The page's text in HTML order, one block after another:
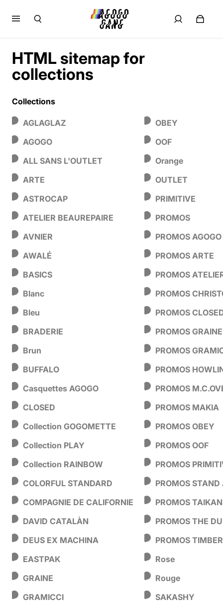
HTML sitemap for
collections
Collections
AGLAGLAZ
AGOGO
ALL SANS L'OUTLET
ARTE
ASTROCAP
ATELIER BEAUREPAIRE
AVNIER
AWALÉ
BASICS
Blanc
Bleu
BRADERIE
Brun
BUFFALO
Casquettes AGOGO
CLOSED
Collection GOGOMETTE
Collection PLAY
Collection RAINBOW
COLORFUL STANDARD
COMPAGNIE DE CALIFORNIE
DAVID CATALÀN
DEUS EX MACHINA
EASTPAK
GRAINE
GRAMICCI
OBEY
OOF
Orange
OUTLET
PRIMITIVE
PROMOS
PROMOS AGOGO
PROMOS ARTE
PROMOS
PROMOS
PROMOS
PROMOS GRAINE
PROMOS
PROMOS
PROMOS
PROMOS MAKIA
PROMOS OBEY
PROMOS OOF
PROMOS
PROMOS STAND
PROMOS TAIKAN
PROMOS THE
PROMOS
Rose
Rouge
SAKASHY